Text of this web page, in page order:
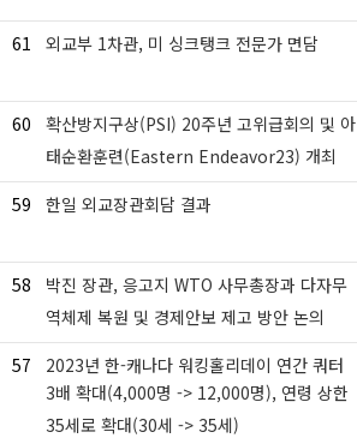
61 외교부 1차관, 미 싱크탱크 전문가 면담
60
확산방지구상(PSI) 20주년 고위급회의 및 아
태순환훈련(Eastern Endeavor23) 개최
59 한일 외교장관회담 결과
58
박진 장관, 응고지 WTO 사무총장과 다자무
역체제 복원 및 경제안보 제고 방안 논의
57
2023년 한-캐나다 워킹홀리데이 연간 쿼터
3배 확대(4,000명 -> 12,000명), 연령 상한
35세로 확대(30세 -> 35세)